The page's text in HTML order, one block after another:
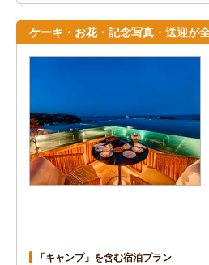
ケーキ・お花・記念写真・送迎が
「キャンプ」を含む宿泊プラン